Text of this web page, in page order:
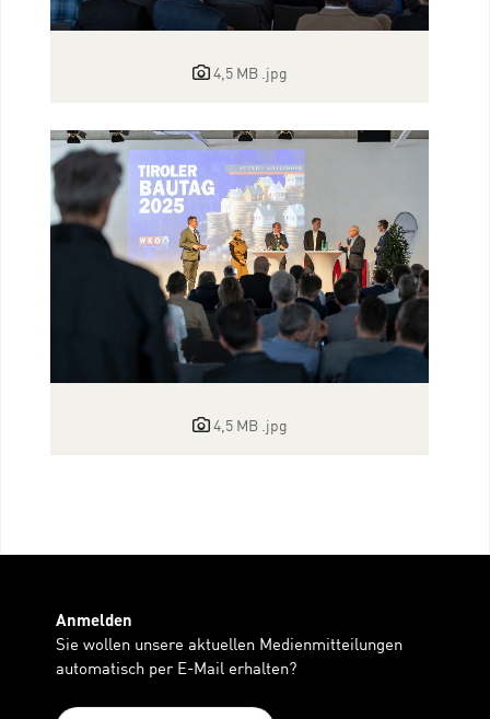
4,5 MB .jpg
4,5 MB .jpg
Anmelden
Sie wollen unsere aktuellen Medienmitteilungen
automatisch per E-Mail erhalten?